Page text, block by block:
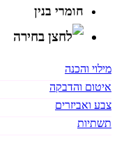
חומרי בנין
מילוי והכנה
איטום והדבקה
צבע ואביזרים
תשתיות